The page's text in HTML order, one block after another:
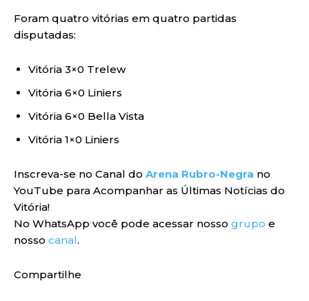
Foram quatro vitórias em quatro partidas
disputadas:
Vitória 3×0 Trelew
Vitória 6×0 Liniers
Vitória 6×0 Bella Vista
Vitória 1×0 Liniers
Inscreva-se no Canal do Arena Rubro-Negra no
YouTube para Acompanhar as Últimas Notícias do
Vitória!
No WhatsApp você pode acessar nosso grupo e
nosso canal.
Compartilhe